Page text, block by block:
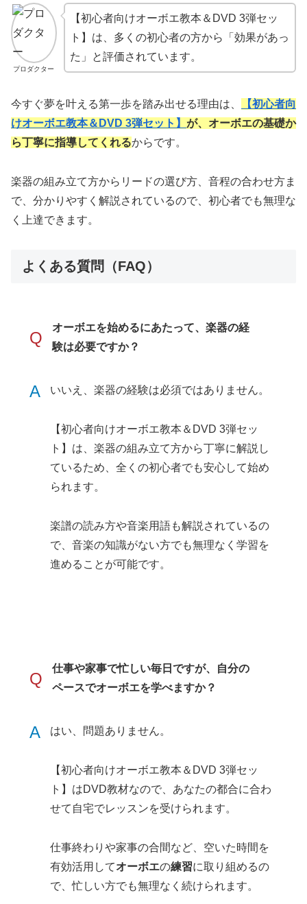
プロダクター
【初心者向けオーボエ教本＆DVD 3弾セッ
ト】は、多くの初心者の方から「効果があっ
た」と評価されています。
今すぐ夢を叶える第一歩を踏み出せる理由は、
【初心者向
けオーボエ教本＆DVD 3弾セット】 が、オーボエの基礎か
ら丁寧に指導してくれるからです。
楽器の組み立て方からリードの選び方、音程の合わせ方ま
で、分かりやすく解説されているので、初心者でも無理な
く上達できます。
よくある質問（FAQ）
Q
オーボエを始めるにあたって、楽器の経
験は必要ですか？
A いいえ、楽器の経験は必須ではありません。
【初心者向けオーボエ教本＆DVD 3弾セッ
ト】は、楽器の組み立て方から丁寧に解説し
ているため、全くの初心者でも安心して始め
られます。
楽譜の読み方や音楽用語も解説されているの
で、音楽の知識がない方でも無理なく学習を
進めることが可能です。
Q
仕事や家事で忙しい毎日ですが、自分の
ペースでオーボエを学べますか？
A はい、問題ありません。
【初心者向けオーボエ教本＆DVD 3弾セッ
ト】はDVD教材なので、あなたの都合に合わ
せて自宅でレッスンを受けられます。
仕事終わりや家事の合間など、空いた時間を
有効活用してオーボエの練習に取り組めるの
で、忙しい方でも無理なく続けられます。